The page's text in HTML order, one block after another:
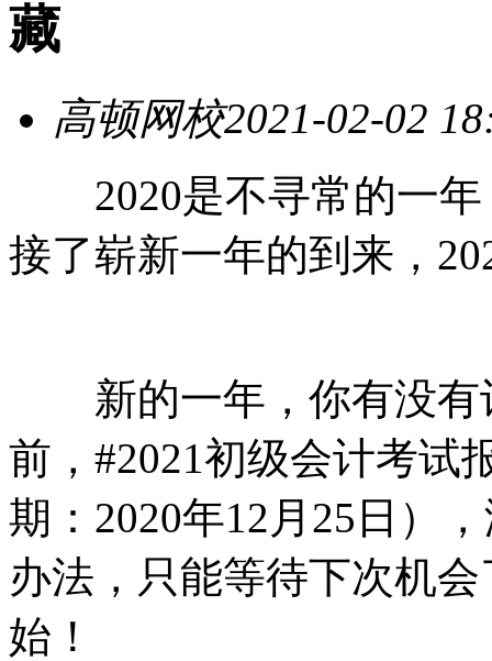
藏
高顿网校2021-02-02
2020是不寻常的一年
接了崭新一年的到来，
新的一年，你有没有
前，#2021初级会计考试
期：2020年12月25日）
办法，只能等待下次机
始！